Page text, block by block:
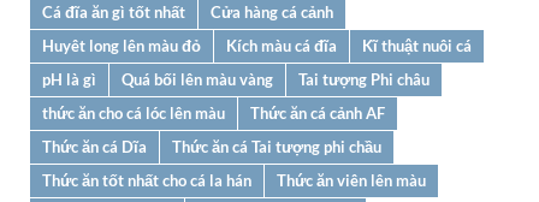
Cá đĩa ăn gì tốt nhất
Cửa hàng cá cảnh
Huyêt long lên màu đỏ
Kích màu cá đĩa
Kĩ thuật nuôi cá
pH là gì
Quá bối lên màu vàng
Tai tượng Phi châu
thức ăn cho cá lóc lên màu
Thức ăn cá cảnh AF
Thức ăn cá Dĩa
Thức ăn cá Tai tượng phi chầu
Thức ăn tốt nhất cho cá la hán
Thức ăn viên lên màu